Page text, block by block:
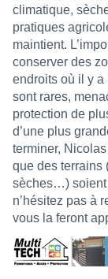
climatique,
pratiques
maintient.
conserver des
endroits où il y a
sont rares,
protection de
d’une plus
terminer,
que des terrains
sèches…) soient
n’hésitez pas à
vous la feront